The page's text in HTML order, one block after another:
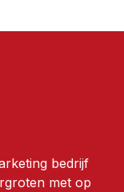
bedrijf
met op